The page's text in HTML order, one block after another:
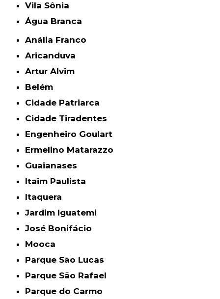
Vila Sônia
Água Branca
Anália Franco
Aricanduva
Artur Alvim
Belém
Cidade Patriarca
Cidade Tiradentes
Engenheiro Goulart
Ermelino Matarazzo
Guaianases
Itaim Paulista
Itaquera
Jardim Iguatemi
José Bonifácio
Mooca
Parque São Lucas
Parque São Rafael
Parque do Carmo